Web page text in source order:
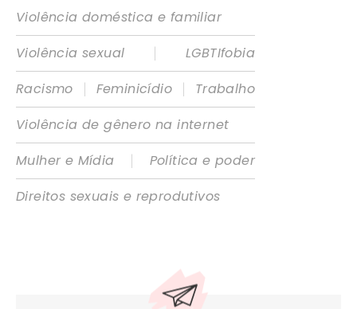
Violência doméstica e familiar
Violência sexual
|
LGBTIfobia
Racismo
| Feminicídio |
Trabalho
Violência de gênero na internet
Mulher e Mídia
|
Política e poder
Direitos sexuais e reprodutivos